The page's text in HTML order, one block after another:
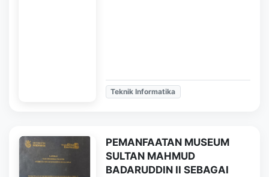
Teknik Informatika
PEMANFAATAN MUSEUM
SULTAN MAHMUD
BADARUDDIN II SEBAGAI